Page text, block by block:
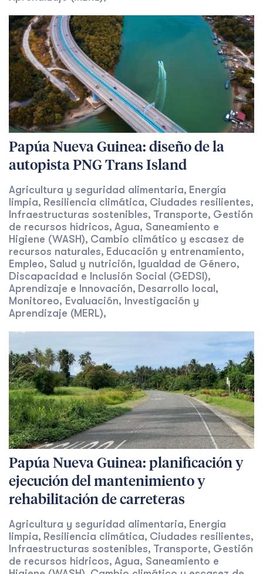
Papúa Nueva Guinea: diseño de la
autopista PNG Trans Island
Agricultura y seguridad alimentaria, Energía
limpia, Resiliencia climática, Ciudades resilientes,
Infraestructuras sostenibles, Transporte, Gestión
de recursos hídricos, Agua, Saneamiento e
Higiene (WASH), Cambio climático y escasez de
recursos naturales, Educación y entrenamiento,
Empleo, Salud y nutrición, Igualdad de Género,
Discapacidad e Inclusión Social (GEDSI),
Aprendizaje e Innovación, Desarrollo local ,
Monitoreo, Evaluación, Investigación y
Aprendizaje (MERL),
Papúa Nueva Guinea: planificación y
ejecución del mantenimiento y
rehabilitación de carreteras
Agricultura y seguridad alimentaria, Energía
limpia, Resiliencia climática, Ciudades resilientes,
Infraestructuras sostenibles, Transporte, Gestión
de recursos hídricos, Agua, Saneamiento e